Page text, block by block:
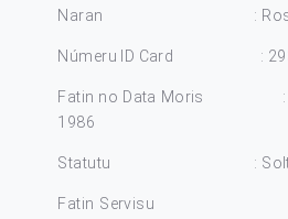
Naran : Rosalia
Númeru ID Card :
Fatin no Data Moris :
1986
Statutu : Solteira
Fatin Servisu :